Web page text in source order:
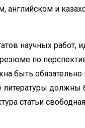
и
научных работ,
по
быть обязательно
должны
статьи